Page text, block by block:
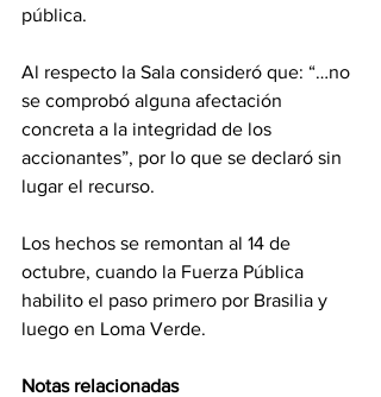
pública.
Al respecto la Sala consideró que: “…no
se comprobó alguna afectación
concreta a la integridad de los
accionantes”, por lo que se declaró sin
lugar el recurso.
Los hechos se remontan al 14 de
octubre, cuando la Fuerza Pública
habilito el paso primero por Brasilia y
luego en Loma Verde.
Notas relacionadas